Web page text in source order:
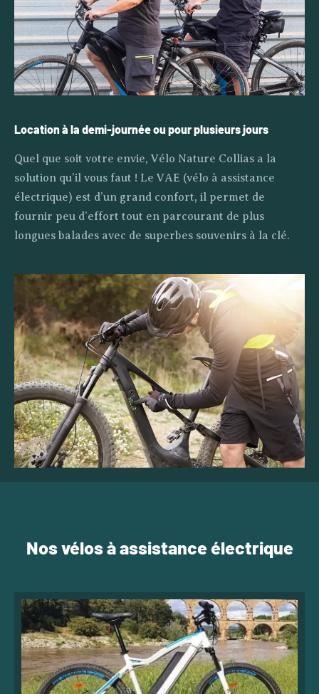
Location à la demi-journée ou pour plusieurs jours
Quel que soit votre envie, Vélo Nature Collias a la
solution qu’il vous faut ! Le VAE (vélo à assistance
électrique) est d’un grand confort, il permet de
fournir peu d’effort tout en parcourant de plus
longues balades avec de superbes souvenirs à la clé.
Nos vélos à assistance électrique